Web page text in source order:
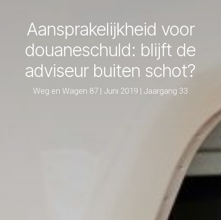
Aansprakelijkheid voor
douaneschuld: blijft de
adviseur buiten schot?
Weg en Wagen 87 | Juni 2019 | Jaargang 33